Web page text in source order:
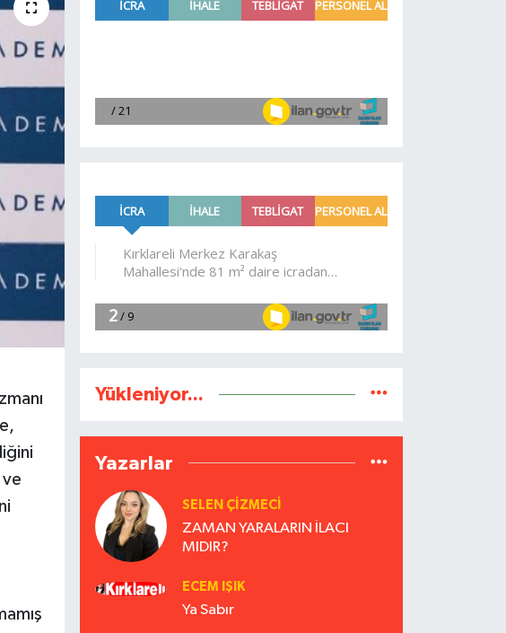
ve
Yükleniyor...
Yazarlar
SELEN ÇİZMECİ
ZAMAN YARALARIN İLACI
MIDIR?
ECEM IŞIK
Ya Sabır